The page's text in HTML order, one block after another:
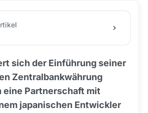
sich der Einführung seiner
Zentralbankwährung
eine Partnerschaft mit
japanischen Entwickler